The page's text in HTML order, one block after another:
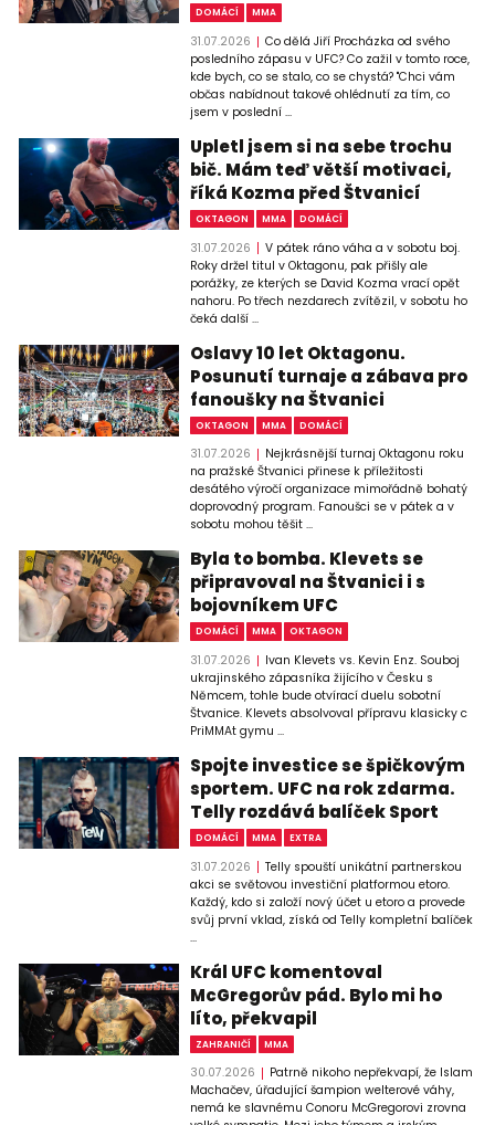
DOMÁCÍ MMA
31.07.2026
Co dělá Jiří Procházka od svého
posledního zápasu v UFC? Co zažil v tomto roce,
kde bych, co se stalo, co se chystá? "Chci vám
občas nabídnout takové ohlédnutí za tím, co
jsem v poslední ...
Upletl jsem si na sebe trochu
bič. Mám teď větší motivaci,
říká Kozma před Štvanicí
OKTAGON MMA DOMÁCÍ
31.07.2026
V pátek ráno váha a v sobotu boj.
Roky držel titul v Oktagonu, pak přišly ale
porážky, ze kterých se David Kozma vrací opět
nahoru. Po třech nezdarech zvítězil, v sobotu ho
čeká další ...
Oslavy 10 let Oktagonu.
Posunutí turnaje a zábava pro
fanoušky na Štvanici
OKTAGON MMA DOMÁCÍ
31.07.2026
Nejkrásnější turnaj Oktagonu roku
na pražské Štvanici přinese k příležitosti
desátého výročí organizace mimořádně bohatý
doprovodný program. Fanoušci se v pátek a v
sobotu mohou těšit ...
Byla to bomba. Klevets se
připravoval na Štvanici i s
bojovníkem UFC
DOMÁCÍ MMA OKTAGON
31.07.2026
Ivan Klevets vs. Kevin Enz. Souboj
ukrajinského zápasníka žijícího v Česku s
Němcem, tohle bude otvírací duelu sobotní
Štvanice. Klevets absolvoval přípravu klasicky c
PriMMAt gymu ...
Spojte investice se špičkovým
sportem. UFC na rok zdarma.
Telly rozdává balíček Sport
DOMÁCÍ MMA EXTRA
31.07.2026
Telly spouští unikátní partnerskou
akci se světovou investiční platformou etoro.
Každý, kdo si založí nový účet u etoro a provede
svůj první vklad, získá od Telly kompletní balíček
...
Král UFC komentoval
McGregorův pád. Bylo mi ho
líto, překvapil
ZAHRANIČÍ MMA
30.07.2026
Patrně nikoho nepřekvapí, že Islam
Machačev, úřadující šampion welterové váhy,
nemá ke slavnému Conoru McGregorovi zrovna